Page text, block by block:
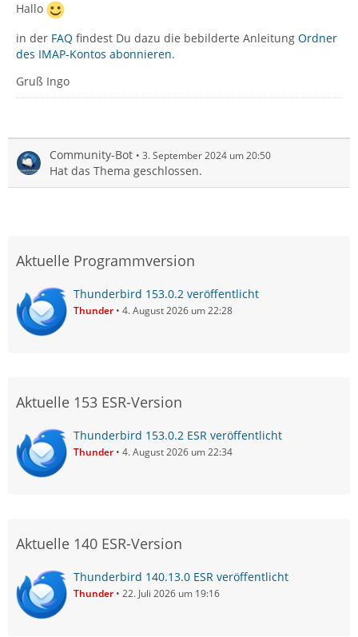
Hallo
in der FAQ findest Du dazu die bebilderte Anleitung Ordner
des IMAP-Kontos abonnieren.
Gruß Ingo
Community-Bot 3. September 2024 um 20:50
Hat das Thema geschlossen.
Aktuelle Programmversion
Thunderbird 153.0.2 veröffentlicht
Thunder 4. August 2026 um 22:28
Aktuelle 153 ESR-Version
Thunderbird 153.0.2 ESR veröffentlicht
Thunder 4. August 2026 um 22:34
Aktuelle 140 ESR-Version
Thunderbird 140.13.0 ESR veröffentlicht
Thunder 22. Juli 2026 um 19:16